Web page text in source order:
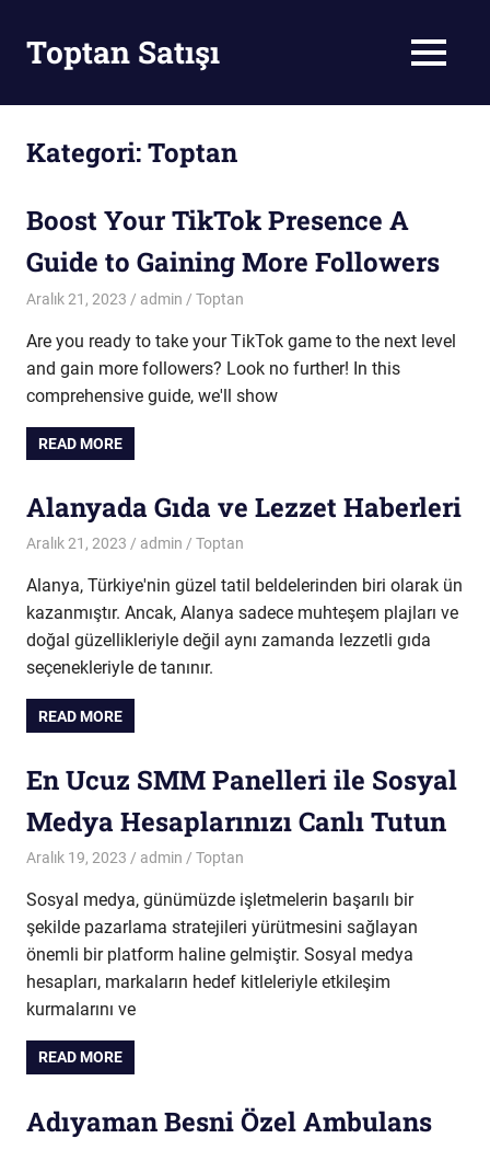
contentToptan Satışı MENU
Kategori:Toptan
Boost Your TikTok Presence A
Guide to Gaining More Followers
Aralık 21, 2023 admin Toptan
Are you ready to take your TikTok game to the next level
and gain more followers? Look no further! In this
comprehensive guide, we'll show
READ MORE
Alanyada Gıda ve Lezzet Haberleri
Aralık 21, 2023 admin Toptan
Alanya, Türkiye'nin güzel tatil beldelerinden biri olarak ün
kazanmıştır. Ancak, Alanya sadece muhteşem plajları ve
doğal güzellikleriyle değil aynı zamanda lezzetli gıda
seçenekleriyle de tanınır.
READ MORE
En Ucuz SMM Panelleri ile Sosyal
Medya Hesaplarınızı Canlı Tutun
Aralık 19, 2023 admin Toptan
Sosyal medya, günümüzde işletmelerin başarılı bir
şekilde pazarlama stratejileri yürütmesini sağlayan
önemli bir platform haline gelmiştir. Sosyal medya
hesapları, markaların hedef kitleleriyle etkileşim
kurmalarını ve
READ MORE
Adıyaman Besni Özel Ambulans